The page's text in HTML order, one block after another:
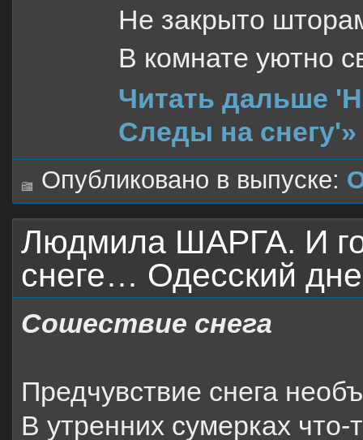
Не закрыто
В комнате уютно
Читать дальше
Следы на снегу'»
Опубликовано в выпуске:
Людмила ШАРГА. И
снеге… Одесский
Сошествие снега
Предчувствие снега
В утренних сумерках